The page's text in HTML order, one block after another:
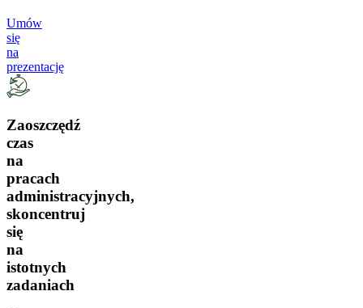
Umów
się
na
prezentację
Zaoszczędź
czas
na
pracach
administracyjnych,
skoncentruj
się
na
istotnych
zadaniach